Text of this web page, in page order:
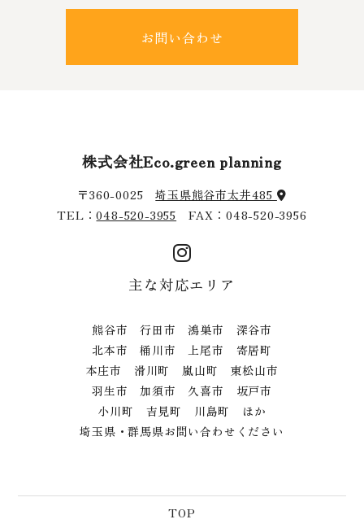
お問い合わせ
株式会社Eco.green planning
〒360-0025埼玉県熊谷市太井485
TEL：048-520-3955 FAX：048-520-3956
主な対応エリア
熊谷市 行田市 鴻巣市 深谷市
北本市 桶川市 上尾市 寄居町
本庄市 滑川町 嵐山町 東松山市
羽生市 加須市 久喜市 坂戸市
小川町 吉見町 川島町 ほか
埼玉県・群馬県お問い合わせください
TOP